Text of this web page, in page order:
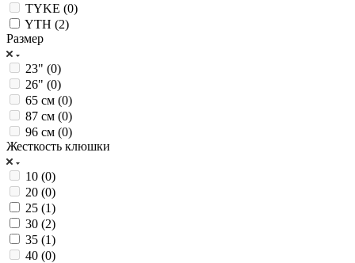
TYKE (0)
YTH (2)
Размер
23" (0)
26" (0)
65 см (0)
87 см (0)
96 см (0)
Жесткость клюшки
10 (0)
20 (0)
25 (1)
30 (2)
35 (1)
40 (0)